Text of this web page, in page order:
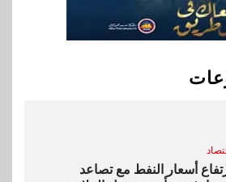
بيان توضيحي صادر عن شركة
أسعار النفط مع تصاعد